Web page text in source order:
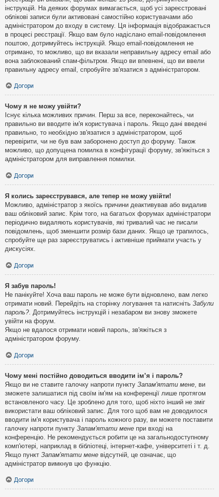
інструкцій. На деяких форумах вимагається, щоб усі зареєстровані
облікові записи були активовані самостійно користувачами або
адміністратором до входу в систему. Ця інформація відображається
в процесі реєстрації. Якщо вам було надіслано email-повідомлення
поштою, дотримуйтесь інструкцій. Якщо email-повідомлення не
отримано, то можливо, що ви вказали неправильну адресу email або
вона заблокований спам-фільтром. Якщо ви впевнені, що ви ввели
правильну адресу email, спробуйте зв'язатися з адміністратором.
Догори
Чому я не можу увійти?
Існує кілька можливих причин. Перш за все, переконайтесь, чи
правильно ви вводите ім'я користувача і пароль. Якщо дані введені
правильно, то необхідно зв'язатися з адміністратором, щоб
перевірити, чи не був вам заборонено доступ до форуму. Також
можливо, що допущена помилка в конфігурації форуму, зв'яжіться з
адміністратором для виправлення помилки.
Догори
Я колись зареєструвався, але тепер не можу увійти!
Можливо, адміністратор з якоїсь причини деактивував або видалив
ваш обліковий запис. Крім того, на багатьох форумах адміністратори
періодично видаляють користувачів, які тривалий час не писали
повідомлень, щоб зменшити розмір бази даних. Якщо це трапилось,
спробуйте ще раз зареєструватись і активніше приймати участь у
дискусіях.
Догори
Я забув пароль!
Не панікуйте! Хоча ваш пароль не може бути відновлено, вам легко
отримати новий. Перейдіть на сторінку логування та натисніть Забули
пароль?. Дотримуйтесь інструкцій і незабаром ви знову зможете
увійти на форум.
Якщо не вдалося отримати новий пароль, зв'яжіться з
адміністратором форуму.
Догори
Чому мені постійно доводиться вводити ім’я і пароль?
Якщо ви не ставите галочку напроти пункту Запам'ятати мене , ви
зможете залишатися під своїм ім'ям на конференції лише протягом
встановленого часу. Це зроблено для того, щоб ніхто інший не зміг
використати ваш обліковий запис. Для того щоб вам не доводилося
вводити ім'я користувача і пароль кожного разу, ви можете поставити
галочку напроти пункту Запам'ятати мене при вході на
конференцію. Не рекомендується робити це на загальнодоступному
комп'ютері, наприклад в бібліотеці, інтернет-кафе, університеті і т. д.
Якщо пункт Запам'ятати мене відсутній, це означає, що
адміністратор вимкнув цю функцію.
Догори